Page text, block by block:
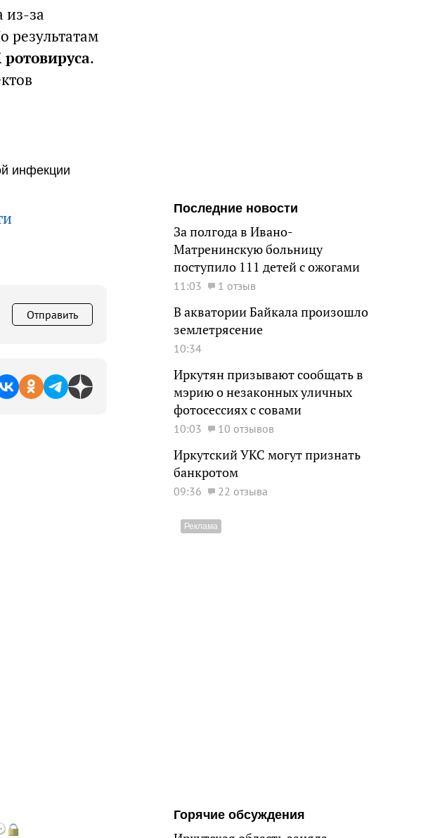
из-за
результатам
.
инфекции
Отправить
Последние новости
За полгода в Ивано-
Матренинскую больницу
поступило 111 детей с ожогами
11:03 1 отзыв
В акватории Байкала произошло
землетрясение
10:34
Иркутян призывают сообщать в
мэрию о незаконных уличных
фотосессиях с совами
10:03 10 отзывов
Иркутский УКС могут признать
банкротом
09:36 22 отзыва
Горячие обсуждения